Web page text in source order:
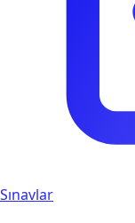
Sınavlar